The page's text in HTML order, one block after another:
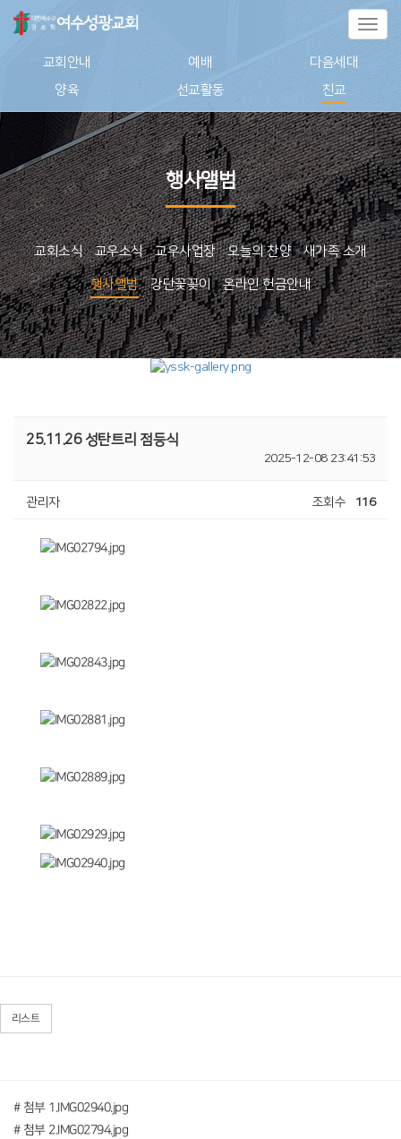
교회안내 예배
다음세대
양육
선교활동 친교
행사앨범
교회소식 교우소식 교우사업장 오늘의 찬양 새가족 소개
행사앨범 강단꽃꽂이 온라인 헌금안내
25.11.26 성탄트리 점등식
2025-12-08 23:41:53
관리자 조회수 116
리스트
# 첨부 1.IMG02940.jpg
# 첨부 2.IMG02794.jpg